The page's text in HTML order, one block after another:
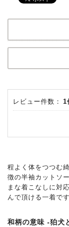
レビュー件数： 1
程よく体をつつむ
徴の半袖カットソ
まな着こなしに対
んで頂ける一着です
和柄の意味 -狛犬